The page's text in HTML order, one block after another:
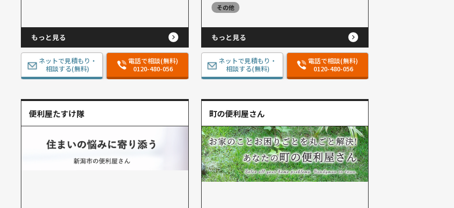
もっと見る
ネットで見積もり・
相談する(無料)
電話で相談(無料)
0120-480-056
その他
もっと見る
ネットで見積もり・
相談する(無料)
電話で相談(無料)
0120-480-056
便利屋たすけ隊 町の便利屋さん